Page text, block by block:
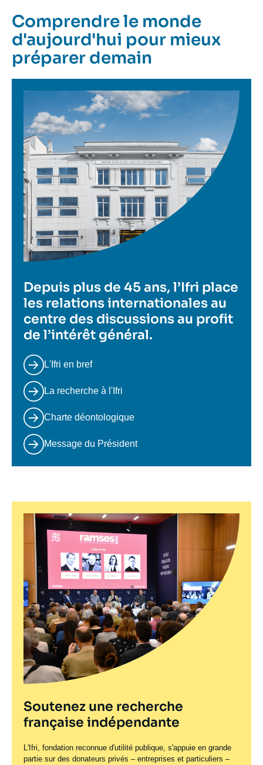
Comprendre le monde
d'aujourd'hui pour mieux
préparer demain
Image
Depuis plus de 45 ans, l’Ifri place
les relations internationales au
centre des discussions au profit
de l’intérêt général.
L'Ifri en bref
La recherche à l'Ifri
Charte déontologique
Message du Président
Soutenez une recherche
française indépendante
L'Ifri, fondation reconnue d'utilité publique, s'appuie en grande
partie sur des donateurs privés – entreprises et particuliers –